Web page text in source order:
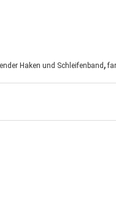
Haken und Schleifenband ,